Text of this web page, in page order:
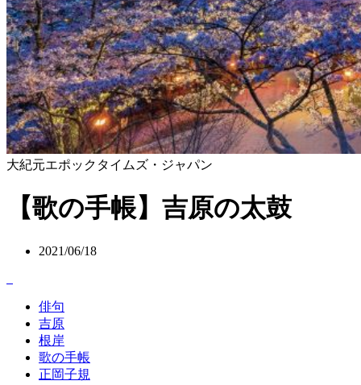
大紀元エポックタイムズ・ジャパン
【歌の手帳】吉原の太鼓
2021/06/18
俳句
吉原
根岸
歌の手帳
正岡子規